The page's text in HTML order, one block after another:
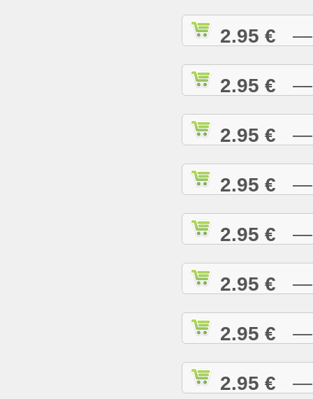
2.95 € —
2.95 € —
2.95 € —
2.95 € —
2.95 € —
2.95 € —
2.95 € —
2.95 € —